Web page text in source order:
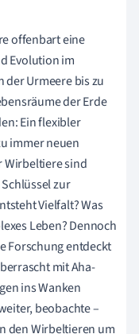
offenbart eine
Evolution im
der Urmeere bis zu
der Erde
Ein flexibler
immer neuen
Wirbeltiere sind
zur
Vielfalt? Was
Leben? Dennoch
Forschung entdeckt
mit Aha-
ins Wanken
beobachte –
den Wirbeltieren um